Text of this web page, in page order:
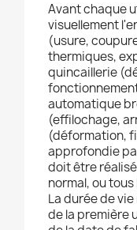
Avant chaque
visuellement
(usure,
thermiques,
quincaillerie
automatique
(effilochage,
(déformation,
approfondie
doit être
normal, ou
La durée de
de la première